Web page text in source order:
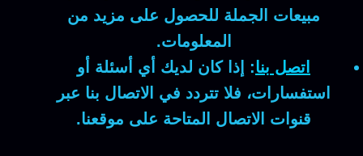
مبيعات الجملة للحصول على مزيد من
المعلومات.
اتصل بنا: إذا كان لديك أي أسئلة أو
استفسارات، فلا تتردد في الاتصال بنا عبر
قنوات الاتصال المتاحة على موقعنا.